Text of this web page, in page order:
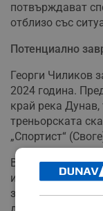
потвърждават
отблизо със
Потенциално
Георги Чиликов
2024 година.
край река Дунав,
треньорската
„Спортист“
Във футболните
изключително
завърне в